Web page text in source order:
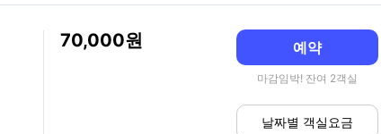
70,000 예약
마감임박! 잔여 2객실
날짜별 객실요금